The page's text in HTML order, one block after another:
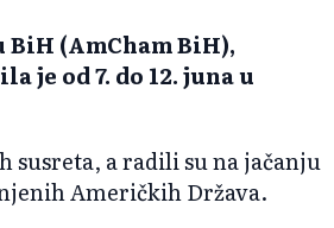
(AmCham BiH),
je od 7. do 12. juna u
susreta, a radili su na jačanju
Američkih Država.